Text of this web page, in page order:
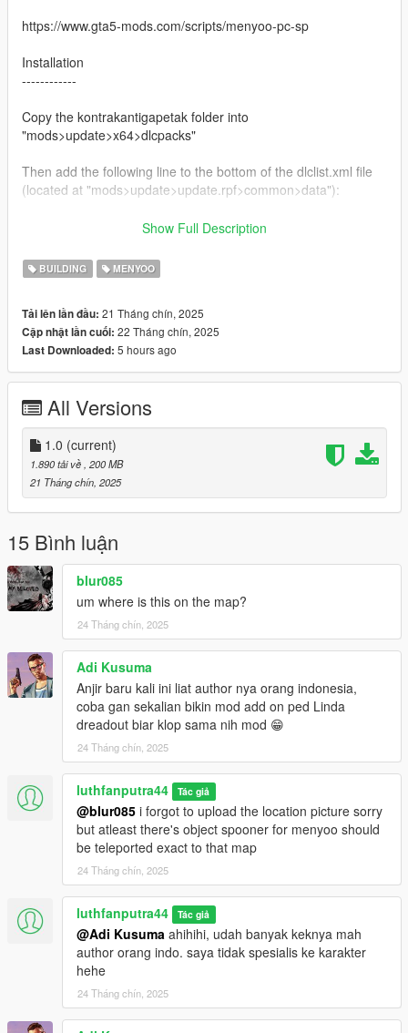
https://www.gta5-mods.com/scripts/menyoo-pc-sp
Installation
------------
Copy the kontrakantigapetak folder into
"mods>update>x64>dlcpacks"
Then add the following line to the bottom of the dlclist.xml file
(located at "mods>update>update.rpf>common>data"):
dlcpacks:/kontrakantigapetak/
For menyoo object spooner,
paste
Caution:
Dont sell this mod or change the author (respect me)
Show Full Description
BUILDING MENYOO
Tải lên lần đầu: 21 Tháng chín, 2025
Cập nhật lần cuối: 22 Tháng chín, 2025
Last Downloaded: 5 hours ago
All Versions
1.0 (current)
1.890 tải về , 200 MB
21 Tháng chín, 2025
15 Bình luận
blur085
um where is this on the map?
24 Tháng chín, 2025
Adi Kusuma
Anjir baru kali ini liat author nya orang indonesia,
coba gan sekalian bikin mod add on ped Linda
dreadout biar klop sama nih mod 😁
24 Tháng chín, 2025
luthfanputra44 Tác giả
@blur085 i forgot to upload the location picture sorry
but atleast there's object spooner for menyoo should
be teleported exact to that map
24 Tháng chín, 2025
luthfanputra44 Tác giả
@Adi Kusuma ahihihi, udah banyak keknya mah
author orang indo. saya tidak spesialis ke karakter
hehe
24 Tháng chín, 2025